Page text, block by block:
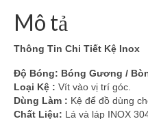
Mô tả
Thông Tin Chi Tiết Kệ Inox
Độ Bóng: Bóng Gương /
Loại Kệ : Vít vào vị trí góc.
Dùng Làm : Kệ để đồ dùng
Chất Liệu: Lá và láp INOX